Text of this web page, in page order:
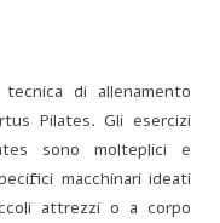
di allenamento
Pilates. Gli esercizi
sono molteplici e
macchinari ideati
attrezzi o a corpo